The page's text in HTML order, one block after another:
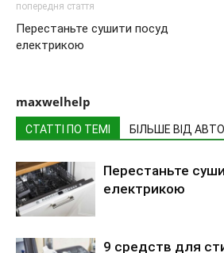
попередня стаття
Перестаньте сушити посуд
електрикою
maxwelhelp
СТАТТІ ПО ТЕМІ БІЛЬШЕ ВІД
Перестаньте
електрикою
9 средств для